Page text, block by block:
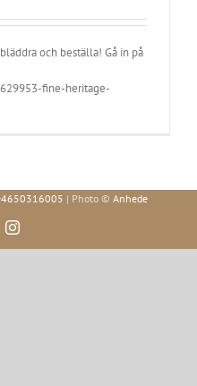
och beställa! Gå in på
fine-heritage-
| Photo © Anhede
Instagram